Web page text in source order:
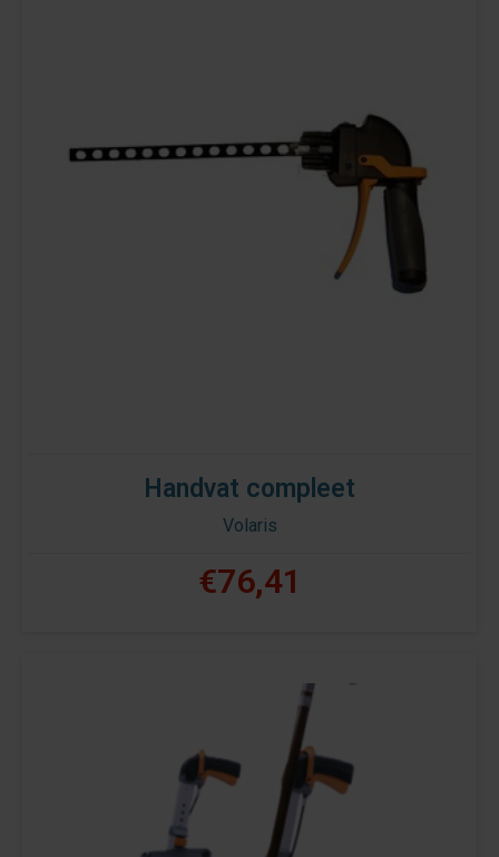
Handvat compleet
Volaris
€76,41